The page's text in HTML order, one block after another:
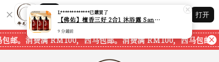
Shopping: 追踪您的订单
您信赖的商店
打开
邮。 消费满 RM100，西马包邮。消费满 RM100，西马包邮。
L*************已購買了
【佛佑】檀香三好 2合1 沐浴露 Sandalwood Hair&Body Shampoo【1套3支】【750ml一支】【现货速发】
9 分鐘前